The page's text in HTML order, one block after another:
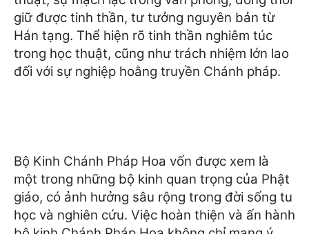
giữ được tinh thần, tư tưởng nguyên bản từ
Hán tạng. Thể hiện rõ tinh thần nghiêm túc
trong học thuật, cũng như trách nhiệm lớn lao
đối với sự nghiệp hoằng truyền Chánh pháp.
Bộ Kinh Chánh Pháp Hoa vốn được xem là
một trong những bộ kinh quan trọng của Phật
giáo, có ảnh hưởng sâu rộng trong đời sống tu
học và nghiên cứu. Việc hoàn thiện và ấn hành